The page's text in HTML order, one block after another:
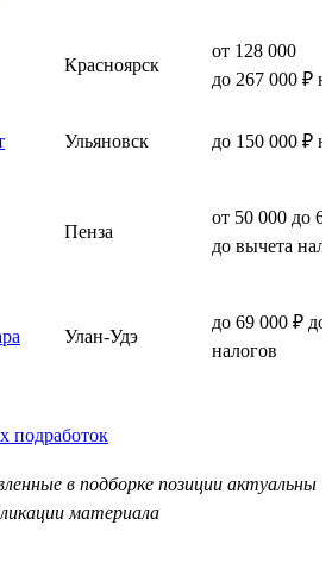
Красноярск
от 128 000
до 267 000 ₽
Ульяновск до 150 000 ₽
Пенза
от 50 000 до
до вычета
Улан-Удэ
до 69 000 ₽ до
налогов
подработок
в подборке позиции актуальны
материала